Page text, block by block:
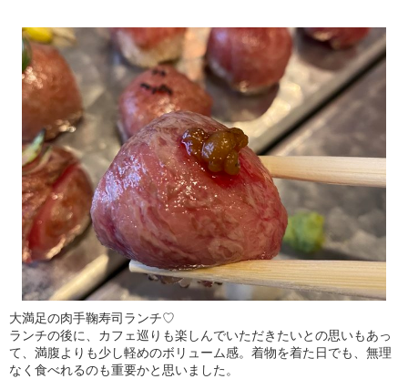
大満足の肉手鞠寿司ランチ♡
ランチの後に、カフェ巡りも楽しんでいただきたいとの思いもあっ
て、満腹よりも少し軽めのボリューム感。着物を着た日でも、無理
なく食べれるのも重要かと思いました。